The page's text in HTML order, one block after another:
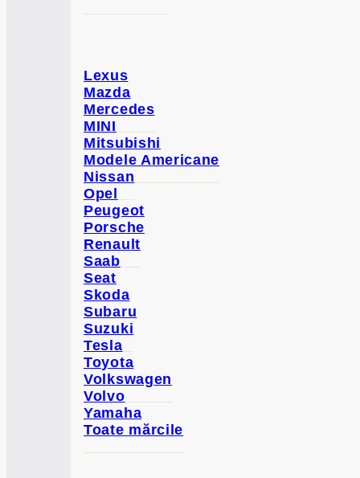
Lexus
Mazda
Mercedes
MINI
Mitsubishi
Modele Americane
Nissan
Opel
Peugeot
Porsche
Renault
Saab
Seat
Skoda
Subaru
Suzuki
Tesla
Toyota
Volkswagen
Volvo
Yamaha
Toate mărcile